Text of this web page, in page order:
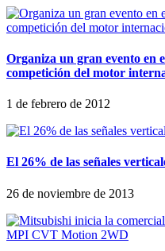
Organiza un gran evento en
competición del motor
1 de febrero de 2012
El 26% de las señales
26 de noviembre de 2013